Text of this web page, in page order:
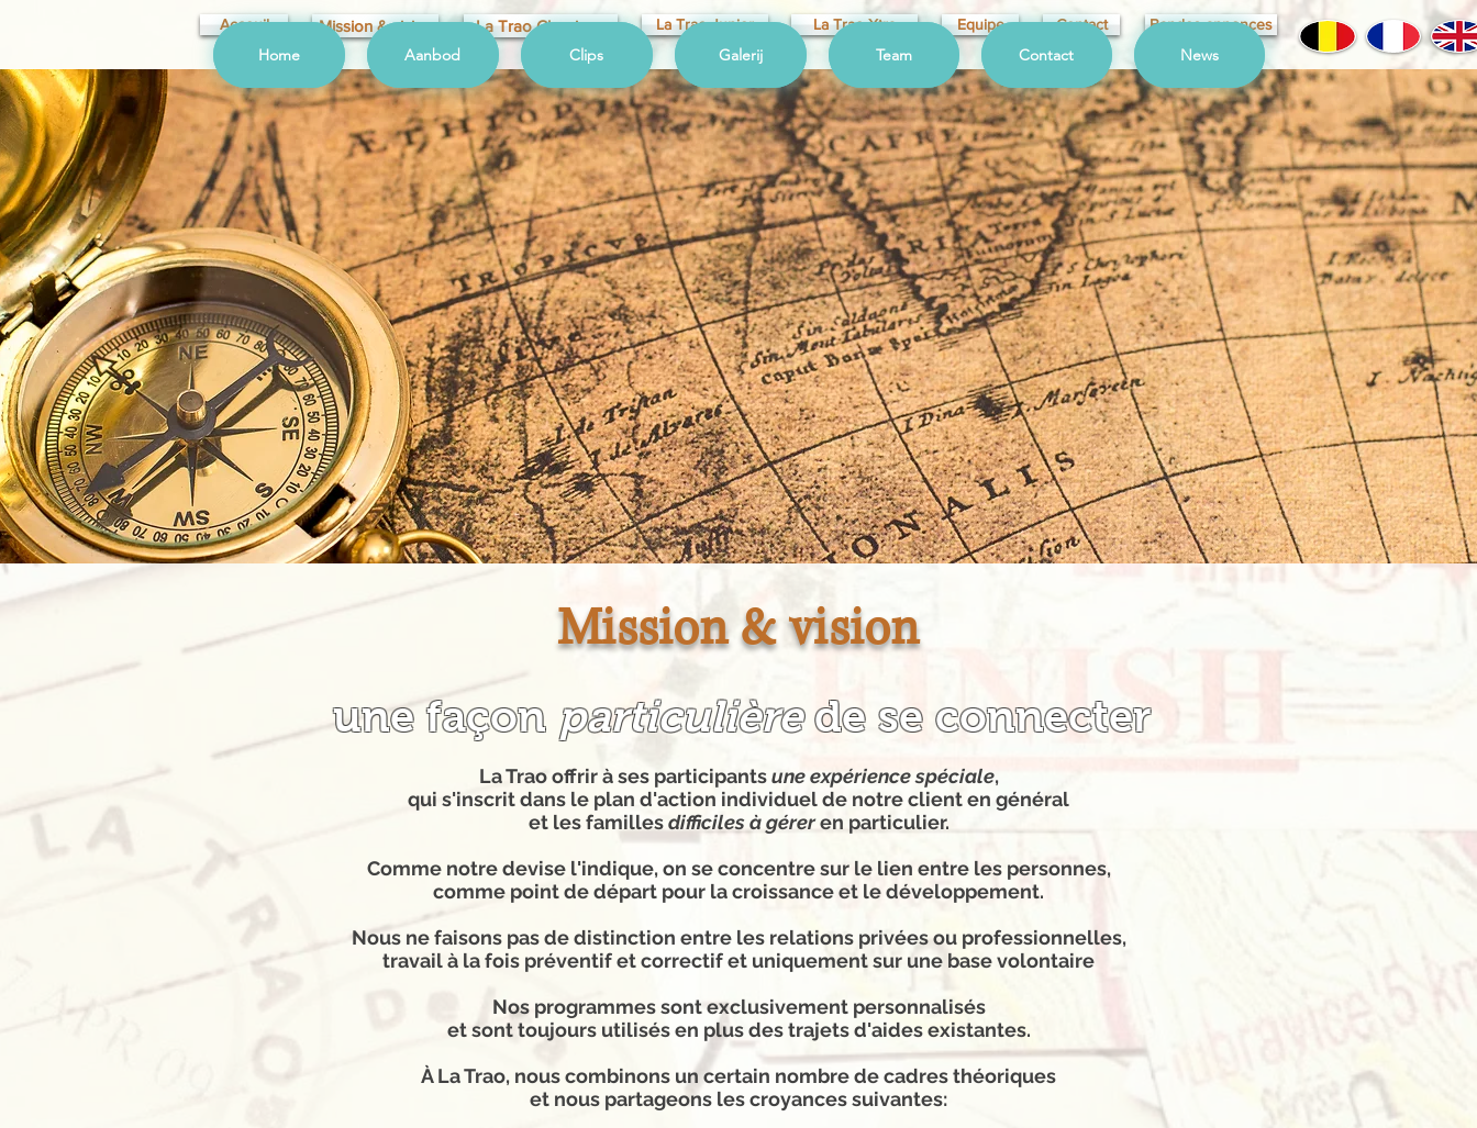
Home Aanbod Clips Galerij Team Contact News
Acceuil Mission & vision La Trao Classique La Trao Junior La Trao Xtra Equipe Contact Bandes annonces
Mission & vision
une façon particulière de se connecter
La Trao offrir à ses participantsune expérience spéciale,
qui s'inscrit dans le plan d'action individuel de notre client en général
et les famillesdifficiles à géreren particulier.
Comme notre devise l'indique, on se concentre sur le lien entre les personnes,
comme point de départ pour la croissance et le développement.
Nous ne faisons pas de distinction entre les relations privées ou professionnelles,
travail à la fois préventif et correctif et uniquement sur une base volontaire
Nos programmes sont exclusivement personnalisés
et sont toujours utilisés en plus des trajets d'aides existantes.
À La Trao, nous combinons un certain nombre de cadres théoriques
et nous partageons les croyances suivantes: